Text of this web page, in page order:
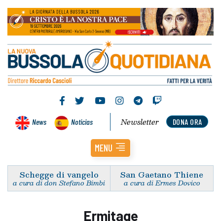
News Noticias DONA ORA
Newsletter
MENU
Schegge di vangelo
a cura di don Stefano Bimbi
San Gaetano Thiene
a cura di Ermes Dovico
Ermitage